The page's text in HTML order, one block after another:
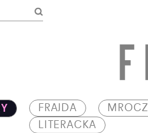
FRAJDA
LITERACKA